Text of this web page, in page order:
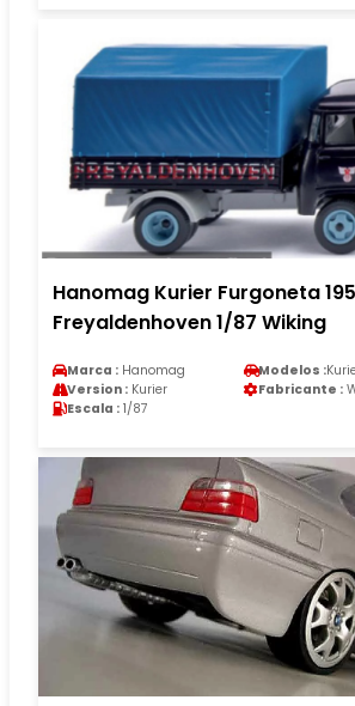
Hanomag Kurier Furgoneta
Freyaldenhoven 1/87 Wiking
Marca : Hanomag Modelos :
Version : Kurier Fabricante :
Escala : 1/87